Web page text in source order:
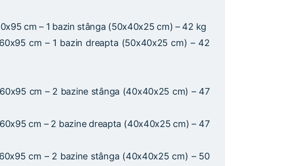
cm – 1 bazin stânga (50x40x25 cm) – 42 kg
cm – 1 bazin dreapta (50x40x25 cm) – 42
cm – 2 bazine stânga (40x40x25 cm) – 47
cm – 2 bazine dreapta (40x40x25 cm) – 47
cm – 2 bazine stânga (40x40x25 cm) – 50